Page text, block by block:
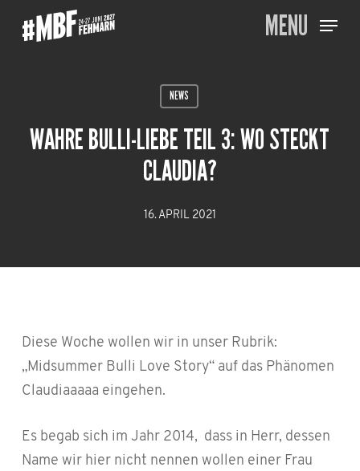
MENU
NEWS
WAHRE BULLI-LIEBE TEIL 3: WO STECKT
CLAUDIA?
16. APRIL 2021
Diese Woche wollen wir in unser Rubrik:
„Midsummer Bulli Love Story“ auf das Phänomen
Claudiaaaaa eingehen.
Es begab sich im Jahr 2014, dass in Herr, dessen
Name wir hier nicht nennen wollen einer Frau